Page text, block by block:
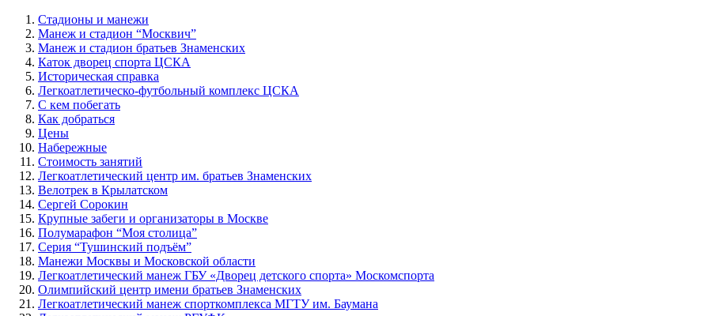
Стадионы и манежи
Манеж и стадион “Москвич”
Манеж и стадион братьев Знаменских
Каток дворец спорта ЦСКА
Историческая справка
Легкоатлетическо-футбольный комплекс ЦСКА
С кем побегать
Как добраться
Цены
Набережные
Стоимость занятий
Легкоатлетический центр им. братьев Знаменских
Велотрек в Крылатском
Сергей Сорокин
Крупные забеги и организаторы в Москве
Полумарафон “Моя столица”
Серия “Тушинский подъём”
Манежи Москвы и Московской области
Легкоатлетический манеж ГБУ «Дворец детского спорта» Москомспорта
Олимпийский центр имени братьев Знаменских
Легкоатлетический манеж спорткомплекса МГТУ им. Баумана